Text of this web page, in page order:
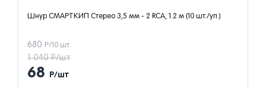
Шнур СМАРТКИП Стерео 3,5 мм - 2 RCA, 1.2 м (10 шт./уп.)
680 Р/10 шт
1 040 Р/шт
68 Р/шт